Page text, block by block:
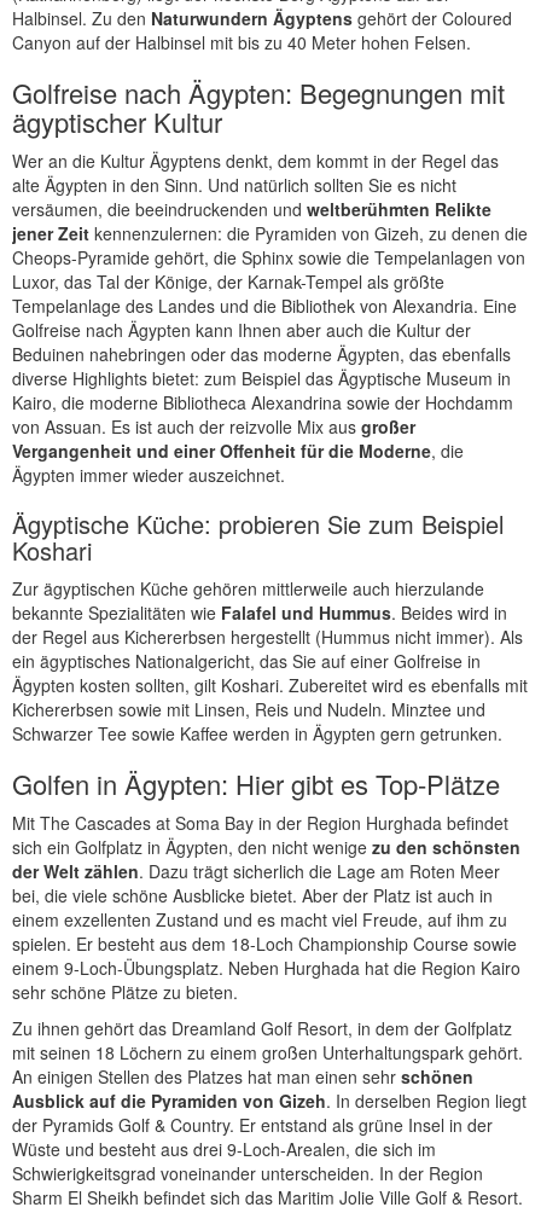
Halbinsel. Zu den Naturwundern Ägyptens gehört der Coloured
Canyon auf der Halbinsel mit bis zu 40 Meter hohen Felsen.
Golfreise nach Ägypten: Begegnungen mit
ägyptischer Kultur
Wer an die Kultur Ägyptens denkt, dem kommt in der Regel das
alte Ägypten in den Sinn. Und natürlich sollten Sie es nicht
versäumen, die beeindruckenden und weltberühmten Relikte
jener Zeit kennenzulernen: die Pyramiden von Gizeh, zu denen die
Cheops-Pyramide gehört, die Sphinx sowie die Tempelanlagen von
Luxor, das Tal der Könige, der Karnak-Tempel als größte
Tempelanlage des Landes und die Bibliothek von Alexandria. Eine
Golfreise nach Ägypten kann Ihnen aber auch die Kultur der
Beduinen nahebringen oder das moderne Ägypten, das ebenfalls
diverse Highlights bietet: zum Beispiel das Ägyptische Museum in
Kairo, die moderne Bibliotheca Alexandrina sowie der Hochdamm
von Assuan. Es ist auch der reizvolle Mix aus großer
Vergangenheit und einer Offenheit für die Moderne, die
Ägypten immer wieder auszeichnet.
Ägyptische Küche: probieren Sie zum Beispiel
Koshari
Zur ägyptischen Küche gehören mittlerweile auch hierzulande
bekannte Spezialitäten wie Falafel und Hummus. Beides wird in
der Regel aus Kichererbsen hergestellt (Hummus nicht immer). Als
ein ägyptisches Nationalgericht, das Sie auf einer Golfreise in
Ägypten kosten sollten, gilt Koshari. Zubereitet wird es ebenfalls mit
Kichererbsen sowie mit Linsen, Reis und Nudeln. Minztee und
Schwarzer Tee sowie Kaffee werden in Ägypten gern getrunken.
Golfen in Ägypten: Hier gibt es Top-Plätze
Mit The Cascades at Soma Bay in der Region Hurghada befindet
sich ein Golfplatz in Ägypten, den nicht wenige zu den schönsten
der Welt zählen. Dazu trägt sicherlich die Lage am Roten Meer
bei, die viele schöne Ausblicke bietet. Aber der Platz ist auch in
einem exzellenten Zustand und es macht viel Freude, auf ihm zu
spielen. Er besteht aus dem 18-Loch Championship Course sowie
einem 9-Loch-Übungsplatz. Neben Hurghada hat die Region Kairo
sehr schöne Plätze zu bieten.
Zu ihnen gehört das Dreamland Golf Resort, in dem der Golfplatz
mit seinen 18 Löchern zu einem großen Unterhaltungspark gehört.
An einigen Stellen des Platzes hat man einen sehr schönen
Ausblick auf die Pyramiden von Gizeh. In derselben Region liegt
der Pyramids Golf & Country. Er entstand als grüne Insel in der
Wüste und besteht aus drei 9-Loch-Arealen, die sich im
Schwierigkeitsgrad voneinander unterscheiden. In der Region
Sharm El Sheikh befindet sich das Maritim Jolie Ville Golf & Resort.